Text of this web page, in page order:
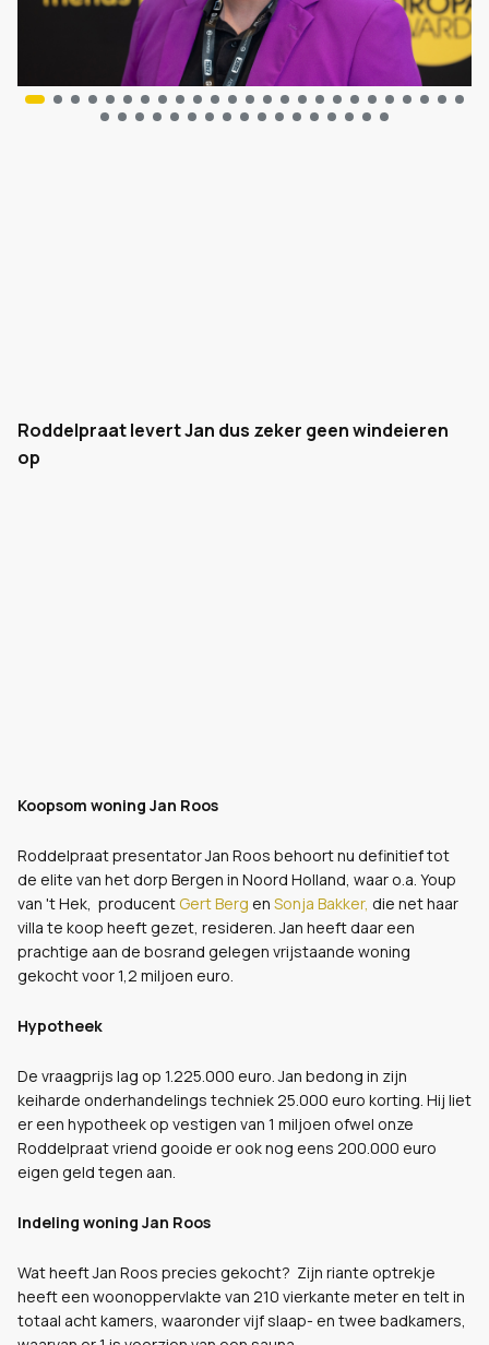
Roddelpraat levert Jan dus zeker geen windeieren
op
Koopsom woning Jan Roos
Roddelpraat presentator Jan Roos behoort nu definitief tot
de elite van het dorp Bergen in Noord Holland, waar o.a. Youp
van 't Hek, producent Gert Berg en Sonja Bakker, die net haar
villa te koop heeft gezet, resideren. Jan heeft daar een
prachtige aan de bosrand gelegen vrijstaande woning
gekocht voor 1,2 miljoen euro.
Hypotheek
De vraagprijs lag op 1.225.000 euro. Jan bedong in zijn
keiharde onderhandelings techniek 25.000 euro korting. Hij liet
er een hypotheek op vestigen van 1 miljoen ofwel onze
Roddelpraat vriend gooide er ook nog eens 200.000 euro
eigen geld tegen aan.
Indeling woning Jan Roos
Wat heeft Jan Roos precies gekocht? Zijn riante optrekje
heeft een woonoppervlakte van 210 vierkante meter en telt in
totaal acht kamers, waaronder vijf slaap- en twee badkamers,